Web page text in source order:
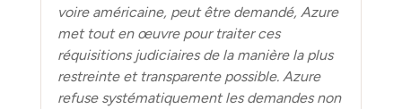
voire américaine, peut être demandé, Azure
met tout en œuvre pour traiter ces
réquisitions judiciaires de la manière la plus
restreinte et transparente possible. Azure
refuse systématiquement les demandes non